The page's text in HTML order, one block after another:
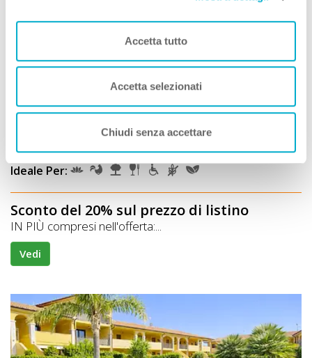
Accetta tutto
Accetta selezionati
Chiudi senza accettare
Hotel
Caldana (Grosseto) Toscana
Animali Ammessi:
Servizi Speciali A DOG:
Ideale Per:
Sconto del 20% sul prezzo di listino
IN PIÙ compresi nell'offerta:...
Vedi